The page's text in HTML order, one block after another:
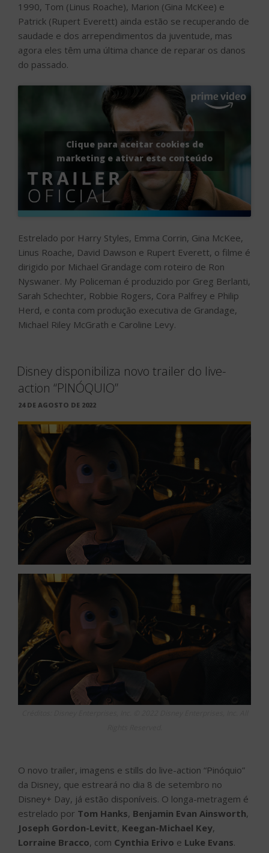
1990, Tom (Linus Roache), Marion (Gina McKee) e
Patrick (Rupert Everett) ainda estão se recuperando de
saudade e dos arrependimentos da juventude, mas
agora eles têm uma última chance de reparar os danos
do passado.
Clique para aceitar cookies de
marketing e ativar este conteúdo
Estrelado por Harry Styles, Emma Corrin, Gina McKee,
Linus Roache, David Dawson e Rupert Everett, o filme é
dirigido por Michael Grandage com roteiro de Ron
Nyswaner. My Policeman é produzido por Greg Berlanti,
Sarah Schechter, Robbie Rogers, Cora Palfrey e Philip
Herd, e conta com produção executiva de Grandage,
Michael Riley McGrath e Caroline Levy.
Disney disponibiliza novo trailer do live-
action “PINÓQUIO”
PUBLICADO
24 DE AGOSTO DE 2022
O novo trailer, imagens e stills do live-action “Pinóquio”
da Disney, que estreará no dia 8 de setembro no
Disney+ Day, já estão disponíveis. O longa-metragem é
estrelado por Tom Hanks, Benjamin Evan Ainsworth,
Joseph Gordon-Levitt, Keegan-Michael Key,
Lorraine Bracco, com Cynthia Erivo e Luke Evans.